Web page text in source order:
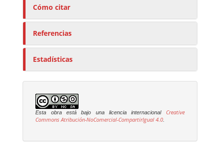
Cómo citar
Referencias
Estadísticas
Esta obra está bajo una licencia internacional
Creative
Commons Atribución-NoComercial-CompartirIgual 4.0